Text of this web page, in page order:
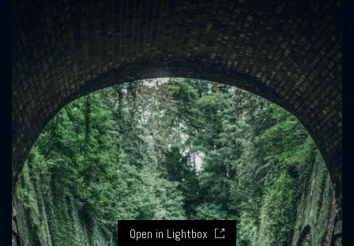
Open in Lightbox